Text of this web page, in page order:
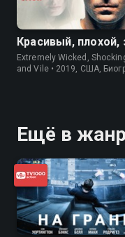
Красивый, плохой,
Extremely Wicked,
and Vile • 2019, США,
Ещё в